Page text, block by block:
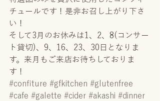
チュールです！是非お召し上がり下さ
い！
そして3月のお休みは1、2、8(コンサー
ト貸切)、9、16、23、30日となりま
す。来月もご来店お待ちしておりま
す！
#confiture #gfkitchen #glutenfree
#cafe #galette #cider #akashi #dinner